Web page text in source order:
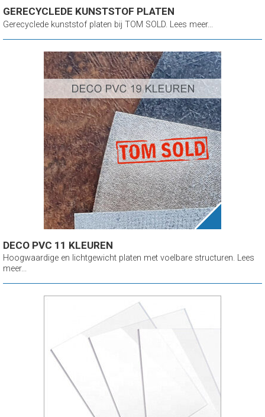
GERECYCLEDE KUNSTSTOF PLATEN
Gerecyclede kunststof platen bij TOM SOLD. Lees meer...
DECO PVC 11 KLEUREN
Hoogwaardige en lichtgewicht platen met voelbare structuren. Lees
meer...